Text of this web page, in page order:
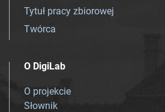
Tytuł pracy zbiorowej
Twórca
O DigiLab
O projekcie
Słownik